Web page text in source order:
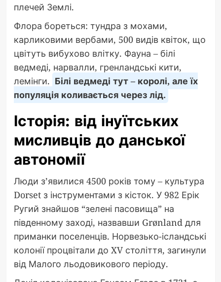
плечей Землі.
Флора бореться: тундра з мохами,
карликовими вербами, 500 видів квіток, що
цвітуть вибухово влітку. Фауна – білі
ведмеді, нарвалли, гренландські кити,
лемінги. Білі ведмеді тут – королі, але їх
популяція коливається через лід.
Історія: від інуїтських
мисливців до данської
автономії
Люди з’явилися 4500 років тому – культура
Dorset з інструментами з кісток. У 982 Ерік
Ругий знайшов “зелені пасовища” на
південному заході, назвавши Grønland для
приманки поселенців. Норвезько-ісландські
колонії процвітали до XV століття, загинули
від Малого льодовикового періоду.